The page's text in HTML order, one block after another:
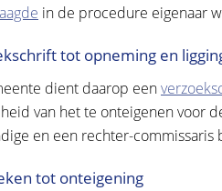
in de procedure eigenaar
tot opneming en
dient daarop een
van het te onteigenen voor
en een rechter-commissaris
tot onteigening